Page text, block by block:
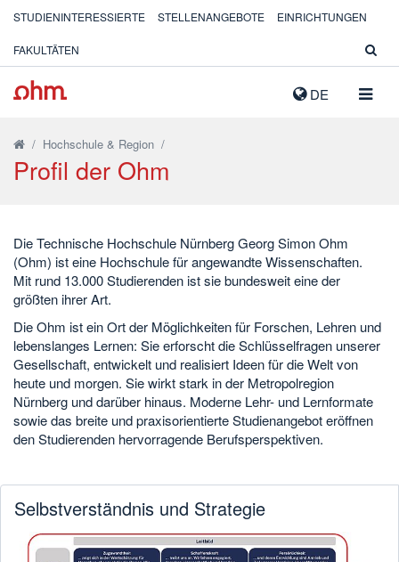
DE
STUDIENINTERESSIERTE STELLENANGEBOTE EINRICHTUNGEN
FAKULTÄTEN
/ Hochschule & Region /
Profil der Ohm
Die Technische Hochschule Nürnberg Georg Simon Ohm
(Ohm) ist eine Hochschule für angewandte Wissenschaften.
Mit rund 13.000 Studierenden ist sie bundesweit eine der
größten ihrer Art.
Die Ohm ist ein Ort der Möglichkeiten für Forschen, Lehren und
lebenslanges Lernen: Sie erforscht die Schlüsselfragen unserer
Gesellschaft, entwickelt und realisiert Ideen für die Welt von
heute und morgen. Sie wirkt stark in der Metropolregion
Nürnberg und darüber hinaus. Moderne Lehr- und Lernformate
sowie das breite und praxisorientierte Studienangebot eröffnen
den Studierenden hervorragende Berufsperspektiven.
Selbstverständnis und Strategie